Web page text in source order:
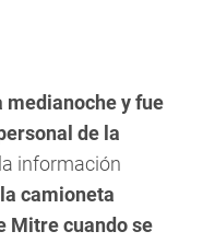
medianoche y fue
de la
información
camioneta
Mitre cuando se